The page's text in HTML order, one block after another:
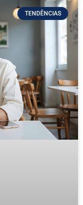
TENDÊNCIAS